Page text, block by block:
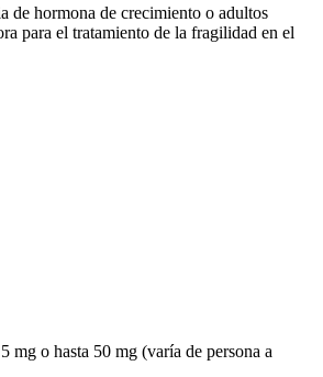
de hormona de crecimiento o adultos
para el tratamiento de la fragilidad en el
mg o hasta 50 mg (varía de persona a